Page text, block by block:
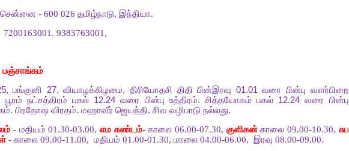
- 600 026 தமிழ்நாடு, இந்தியா.
7200163001. 9383763001,
பஞ்சாங்கம்
பங்குனி 27,வியாழக்கிழமை, திரியோதசி திதி பின்இரவு 01.01வரை பின்பு வளர்பிறை
பூரம் நட்சத்திரம் பகல் 12.24வரை பின்பு உத்திரம். சித்தயோகம் பகல் 12.24வரை
பின்பு
. பிரதோஷ விரதம். மஹாவீர் ஜெயந்தி. சிவ வழிபாடு நல்லது.
- மதியம் 01.30-03.00, எம கண்டம்-காலை 06.00-07.30, குளிகன்காலை 09.00-10.30, சுப
- காலை 09.00-11.00, மதியம் 01.00-01.30, மாலை 04.00-06.00, இரவு 08.00-09.00.